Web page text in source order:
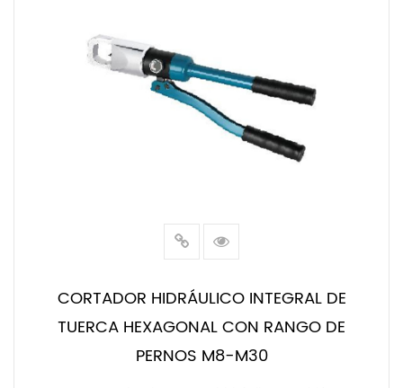
CORTADOR HIDRÁULICO INTEGRAL DE
TUERCA HEXAGONAL CON RANGO DE
PERNOS M8-M30